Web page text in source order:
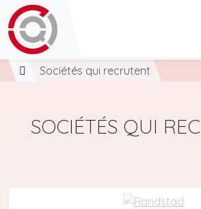
Sociétés qui recrutent
SOCIÉTÉS QUI